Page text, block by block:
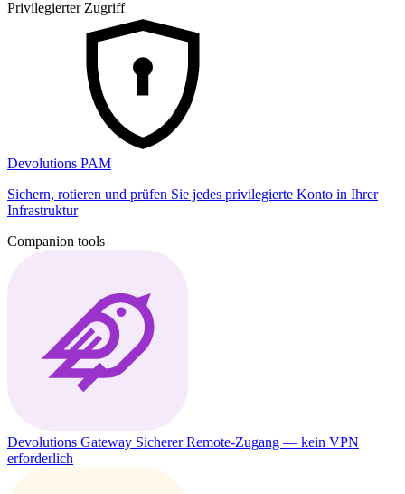
Privilegierter Zugriff
Devolutions PAM
Sichern, rotieren und prüfen Sie jedes privilegierte Konto in Ihrer
Infrastruktur
Companion tools
Devolutions Gateway Sicherer Remote-Zugang — kein VPN
erforderlich